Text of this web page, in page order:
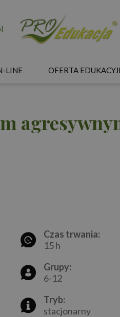
LINE OFERTA
Czas trwania:
15 h
Grupy:
6-12
Tryb:
stacjonarny